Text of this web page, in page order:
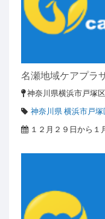
名瀬地域ケアプラ
神奈川県横浜市戸塚
神奈川県 横浜市戸塚
１２月２９日から１